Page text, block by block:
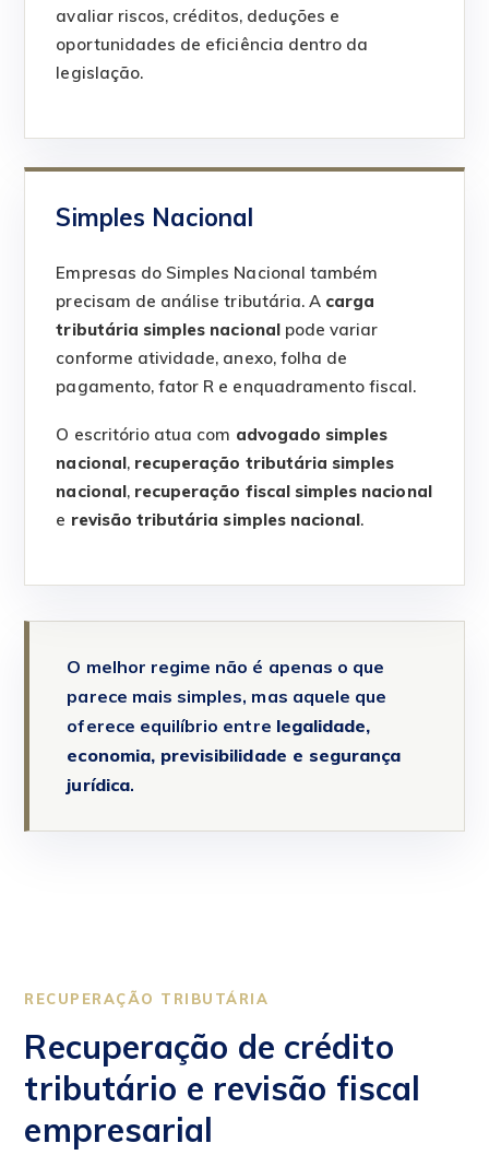
avaliar riscos, créditos, deduções e
oportunidades de eficiência dentro da
legislação.
Simples Nacional
Empresas do Simples Nacional também
precisam de análise tributária. A carga
tributária simples nacionalpode variar
conforme atividade, anexo, folha de
pagamento, fator R e enquadramento fiscal.
O escritório atua com advogado simples
nacional, recuperação tributária simples
nacional, recuperação fiscal simples nacional
e revisão tributária simples nacional.
O melhor regime não é apenas o que
parece mais simples, mas aquele que
oferece equilíbrio entre legalidade,
economia, previsibilidade e segurança
jurídica.
RECUPERAÇÃO TRIBUTÁRIA
Recuperação de crédito
tributário e revisão fiscal
empresarial